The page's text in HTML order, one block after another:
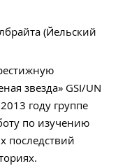
(Йельский
звезда» GSI/UN
году группе
по изучению
последствий